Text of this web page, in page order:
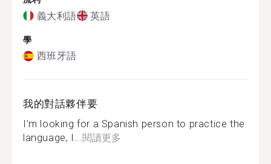
義大利語 英語
學
西班牙語
我的對話夥伴要
I’m looking for a Spanish person to practice the
language, I...閱讀更多